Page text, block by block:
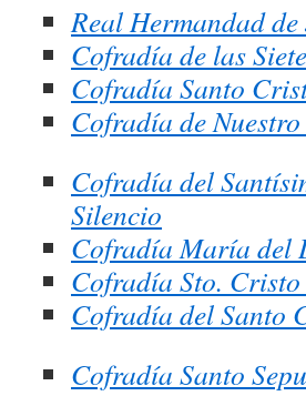
Real Hermandad
Cofradía de las
Cofradía Santo
Cofradía de
Cofradía del
Silencio
Cofradía María del
Cofradía Sto.
Cofradía del Santo
Cofradía Santo